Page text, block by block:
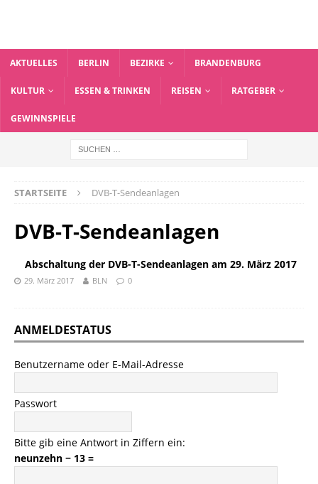
AKTUELLES BERLIN BEZIRKE BRANDENBURG
KULTUR ESSEN & TRINKEN REISEN RATGEBER
GEWINNSPIELE
STARTSEITE DVB-T-Sendeanlagen
DVB-T-Sendeanlagen
Abschaltung der DVB-T-Sendeanlagen am 29. März 2017
29. März 2017 BLN 0
ANMELDESTATUS
Benutzername oder E-Mail-Adresse
Passwort
Bitte gib eine Antwort in Ziffern ein:
neunzehn − 13 =